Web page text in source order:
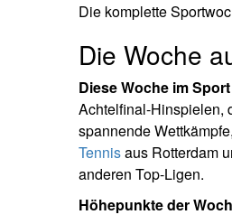
Die komplette
Die Woche
Diese Woche im
Achtelfinal-Hinspielen,
spannende
Tennisaus Rotterdam
anderen Top-Ligen.
Höhepunkte der